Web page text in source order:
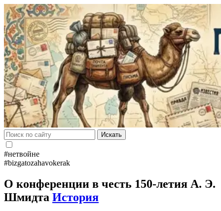
Искать
#нетвойне
#bizgatozahavokerak
О конференции в честь 150-летия А. Э.
Шмидта История